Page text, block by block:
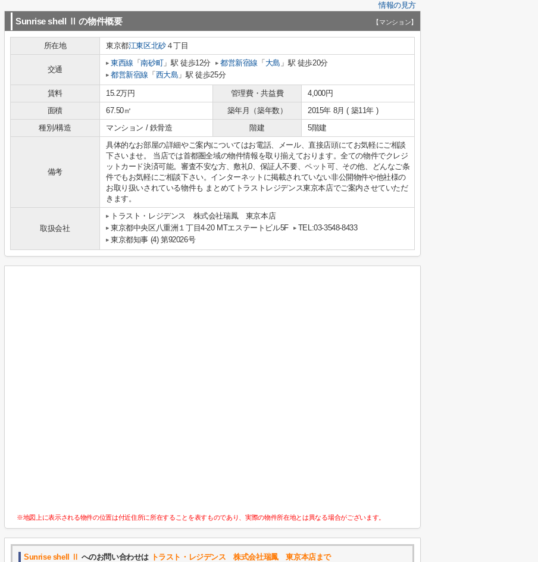
情報の見方
Sunrise shell Ⅱ の物件概要 【マンション】
所在地 東京都江東区北砂４丁目
交通
東西線 「南砂町」駅 徒歩12分 都営新宿線 「 大島 」駅 徒歩20分
都営新宿線 「 西大島 」駅 徒歩25分
賃料 15.2万円 管理費・共益費
4,000円
面積
67.50㎡ 築年月（築年数）
2015年 8月 ( 築11年 )
種別/構造
マンション / 鉄骨造 階建 5階建
備考
具体的なお部屋の詳細やご案内についてはお電話、メール、直接店頭にてお気軽にご相談
下さいませ。 当店では首都圏全域の物件情報を取り揃えております。全ての物件でクレジ
ットカード決済可能。審査不安な方、敷礼0、保証人不要、ペット可、その他、どんなご条
件でもお気軽にご相談下さい。インターネットに掲載されていない非公開物件や他社様の
お取り扱いされている物件も まとめてトラストレジデンス東京本店でご案内させていただ
きます。
取扱会社
トラスト・レジデンス 株式会社瑞鳳 東京本店
東京都中央区八重洲１丁目4-20 MTエステートビル5F
TEL:03-3548-8433
東京都知事 (4) 第92026号
※地図上に表示される物件の位置は付近住所に所在することを表すものであり、実際の物件所在地とは異なる場合がございます。
Sunrise shell Ⅱ へのお問い合わせは トラスト・レジデンス 株式会社瑞鳳 東京本店まで